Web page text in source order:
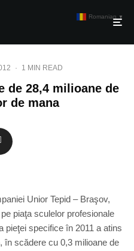
· 1 MIN READ
de 28,4 milioane de
de mana
Unior Tepid – Braşov,
piaţa sculelor profesionale
pieţei specifice în 2011 a atins
în scădere cu 0,3 milioane de
Romanian ▼